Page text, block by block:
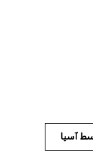
آسيا